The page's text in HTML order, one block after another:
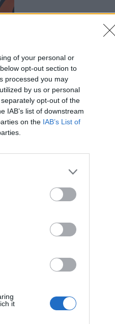
of your personal or
opt-out section to
processed you may
by us or personal
opt-out of the
IAB’s list of downstream
on the IAB’s List of
it